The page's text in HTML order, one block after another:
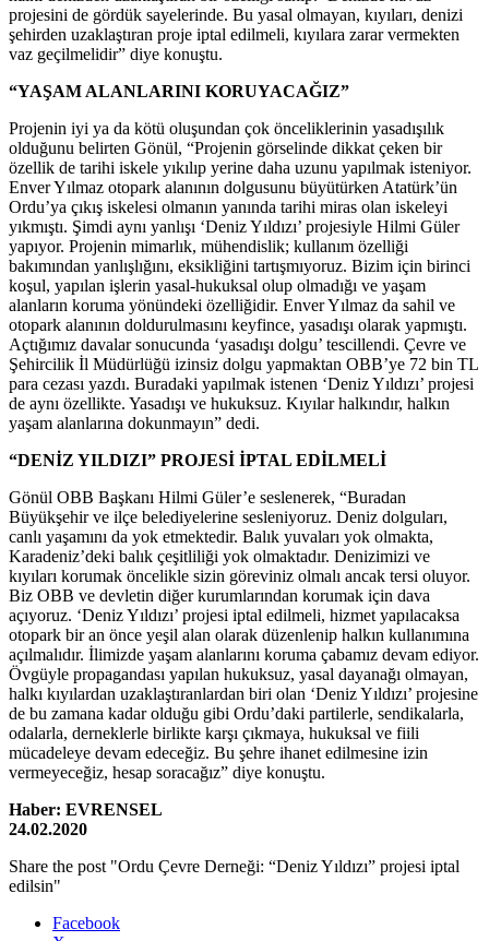
projesini de gördük sayelerinde. Bu yasal olmayan, kıyıları, denizi
şehirden uzaklaştıran proje iptal edilmeli, kıyılara zarar vermekten
vaz geçilmelidir” diye konuştu.
“YAŞAM ALANLARINI KORUYACAĞIZ”
Projenin iyi ya da kötü oluşundan çok önceliklerinin yasadışılık
olduğunu belirten Gönül, “Projenin görselinde dikkat çeken bir
özellik de tarihi iskele yıkılıp yerine daha uzunu yapılmak isteniyor.
Enver Yılmaz otopark alanının dolgusunu büyütürken Atatürk’ün
Ordu’ya çıkış iskelesi olmanın yanında tarihi miras olan iskeleyi
yıkmıştı. Şimdi aynı yanlışı ‘Deniz Yıldızı’ projesiyle Hilmi Güler
yapıyor. Projenin mimarlık, mühendislik; kullanım özelliği
bakımından yanlışlığını, eksikliğini tartışmıyoruz. Bizim için birinci
koşul, yapılan işlerin yasal-hukuksal olup olmadığı ve yaşam
alanların koruma yönündeki özelliğidir. Enver Yılmaz da sahil ve
otopark alanının doldurulmasını keyfince, yasadışı olarak yapmıştı.
Açtığımız davalar sonucunda ‘yasadışı dolgu’ tescillendi. Çevre ve
Şehircilik İl Müdürlüğü izinsiz dolgu yapmaktan OBB’ye 72 bin TL
para cezası yazdı. Buradaki yapılmak istenen ‘Deniz Yıldızı’ projesi
de aynı özellikte. Yasadışı ve hukuksuz. Kıyılar halkındır, halkın
yaşam alanlarına dokunmayın” dedi.
“DENİZ YILDIZI” PROJESİ İPTAL EDİLMELİ
Gönül OBB Başkanı Hilmi Güler’e seslenerek, “Buradan
Büyükşehir ve ilçe belediyelerine sesleniyoruz. Deniz dolguları,
canlı yaşamını da yok etmektedir. Balık yuvaları yok olmakta,
Karadeniz’deki balık çeşitliliği yok olmaktadır. Denizimizi ve
kıyıları korumak öncelikle sizin göreviniz olmalı ancak tersi oluyor.
Biz OBB ve devletin diğer kurumlarından korumak için dava
açıyoruz. ‘Deniz Yıldızı’ projesi iptal edilmeli, hizmet yapılacaksa
otopark bir an önce yeşil alan olarak düzenlenip halkın kullanımına
açılmalıdır. İlimizde yaşam alanlarını koruma çabamız devam ediyor.
Övgüyle propagandası yapılan hukuksuz, yasal dayanağı olmayan,
halkı kıyılardan uzaklaştıranlardan biri olan ‘Deniz Yıldızı’ projesine
de bu zamana kadar olduğu gibi Ordu’daki partilerle, sendikalarla,
odalarla, derneklerle birlikte karşı çıkmaya, hukuksal ve fiili
mücadeleye devam edeceğiz. Bu şehre ihanet edilmesine izin
vermeyeceğiz, hesap soracağız” diye konuştu.
Haber: EVRENSEL
24.02.2020
Share the post "Ordu Çevre Derneği: “Deniz Yıldızı” projesi iptal
edilsin"
Facebook